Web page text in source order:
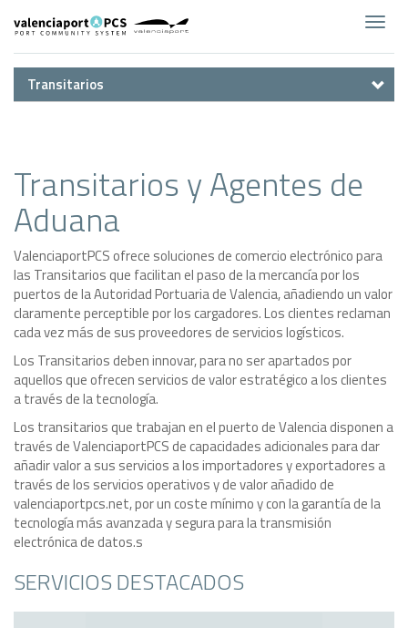
Transitarios
Transitarios y Agentes de
Aduana
ValenciaportPCS ofrece soluciones de comercio electrónico para
las Transitarios que facilitan el paso de la mercancía por los
puertos de la Autoridad Portuaria de Valencia, añadiendo un valor
claramente perceptible por los cargadores. Los clientes reclaman
cada vez más de sus proveedores de servicios logísticos.
Los Transitarios deben innovar, para no ser apartados por
aquellos que ofrecen servicios de valor estratégico a los clientes
a través de la tecnología.
Los transitarios que trabajan en el puerto de Valencia disponen a
través de ValenciaportPCS de capacidades adicionales para dar
añadir valor a sus servicios a los importadores y exportadores a
través de los servicios operativos y de valor añadido de
valenciaportpcs.net, por un coste mínimo y con la garantía de la
tecnología más avanzada y segura para la transmisión
electrónica de datos.s
SERVICIOS DESTACADOS